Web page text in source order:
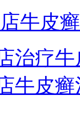
牛皮
治疗牛
牛皮